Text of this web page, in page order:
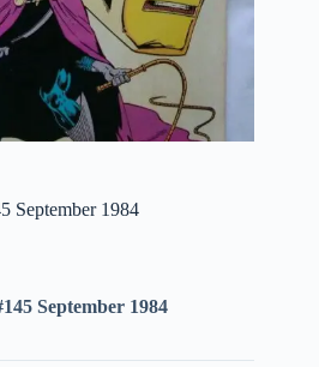
September 1984
September 1984